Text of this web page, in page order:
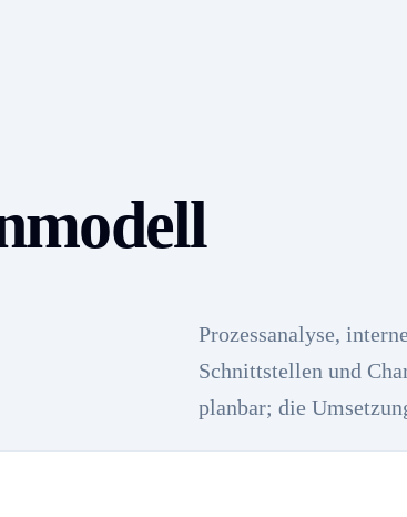
Prozessanalyse,
Schnittstellen und
planbar; die